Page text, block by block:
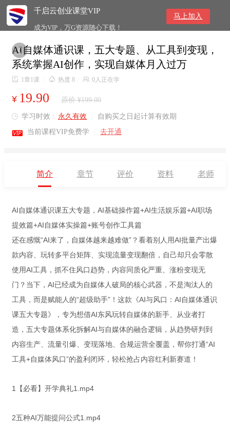
千启云创业课堂VIP
成为VIP，万G资源随心下载！
马上加入

AI自媒体通识课，五大专题、从工具到变现，
系统掌握AI创作，实现自媒体月入过万
 1章1课  热度 8  0人正在学
¥ 19.90 原价 ¥199.00
 学习时效 : 永久有效 自购买之日起计算有效期
 当前课程VIP免费学 去开通
简介 章节 评价 资料 老师
AI自媒体通识课五大专题，AI基础操作篇+AI生活娱乐篇+AI职场
提效篇+AI自媒体实操篇+账号创作工具篇
还在感慨“AI来了，自媒体越来越难做”？看着别人用AI批量产出爆
款内容、玩转多平台矩阵、实现流量变现翻倍，自己却只会零散
使用AI工具，抓不住风口趋势，内容同质化严重、涨粉变现无
门？当下，AI已经成为自媒体人破局的核心武器，不是淘汰人的
工具，而是赋能人的“超级助手”！这款《AI与风口：AI自媒体通识
课五大专题》，专为想借AI东风玩转自媒体的新手、从业者打
造，五大专题体系化拆解AI与自媒体的融合逻辑，从趋势研判到
内容生产、流量引爆、变现落地、合规运营全覆盖，帮你打通“AI
工具+自媒体风口”的盈利闭环，轻松抢占内容红利新赛道！
1【必看】开学典礼1.mp4
2五种AI万能提问公式1.mp4